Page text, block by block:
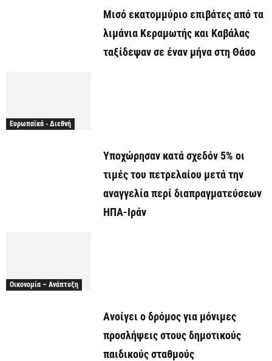
Μισό εκατομμύριο επιβάτες από τα
λιμάνια Κεραμωτής και Καβάλας
ταξίδεψαν σε έναν μήνα στη Θάσο
Ευρωπαϊκά - Διεθνή
Υποχώρησαν κατά σχεδόν 5% οι
τιμές του πετρελαίου μετά την
αναγγελία περί διαπραγματεύσεων
ΗΠΑ-Ιράν
Οικονομία – Ανάπτυξη
Ανοίγει ο δρόμος για μόνιμες
προσλήψεις στους δημοτικούς
παιδικούς σταθμούς